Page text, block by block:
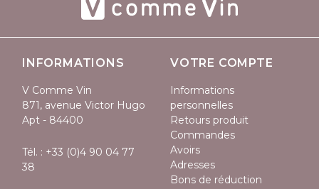
INFORMATIONS
V Comme Vin
871, avenue Victor Hugo
Apt - 84400
Tél. : +33 (0)4 90 04 77
38
VOTRE COMPTE
Informations
personnelles
Retours produit
Commandes
Avoirs
Adresses
Bons de réduction